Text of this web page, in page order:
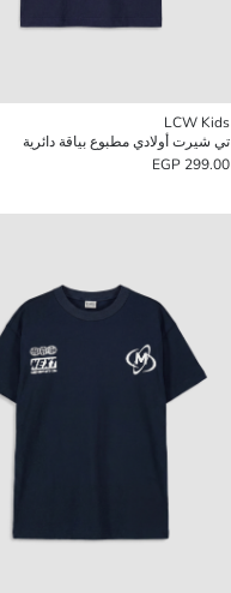
LCW Kids
تي شيرت أولادي مطبوع بياقة دائرية
299.00 EGP